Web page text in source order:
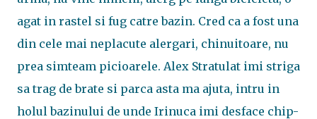
agat in rastel si fug catre bazin. Cred ca a fost una
din cele mai neplacute alergari, chinuitoare, nu
prea simteam picioarele. Alex Stratulat imi striga
sa trag de brate si parca asta ma ajuta, intru in
holul bazinului de unde Irinuca imi desface chip-